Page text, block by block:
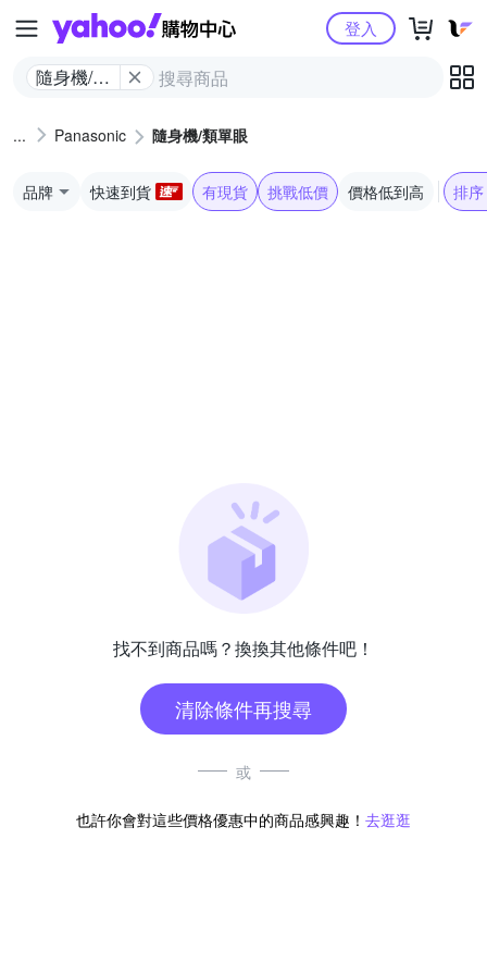
Yahoo購物中心
隨身機/類
登入
Panasonic 隨身機/類單眼
品牌 快速到貨 有現貨 挑戰低價 價格低到高 排序
找不到商品嗎？換換其他條件吧！
清除條件再搜尋
或
也許你會對這些價格優惠中的商品感興趣！ 去逛逛